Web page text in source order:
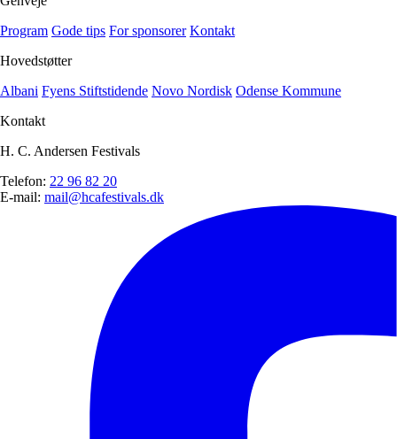
Program Gode tips For sponsorer Kontakt
Hovedstøtter
Albani Fyens Stiftstidende Novo Nordisk Odense Kommune
Kontakt
H. C. Andersen Festivals
Telefon: 22 96 82 20
E-mail: mail@hcafestivals.dk